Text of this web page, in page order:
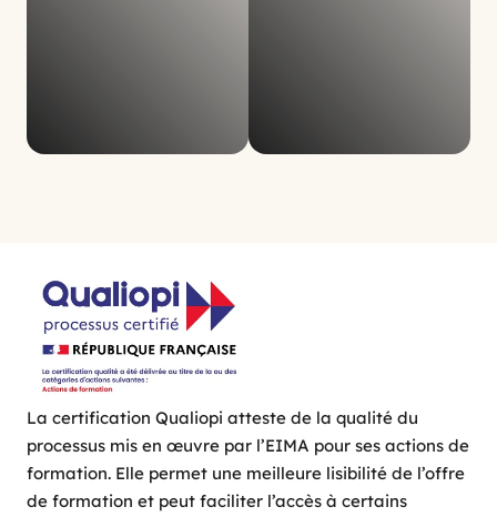
La certification Qualiopi atteste de la qualité du
processus mis en œuvre par l’EIMA pour ses actions de
formation. Elle permet une meilleure lisibilité de l’offre
de formation et peut faciliter l’accès à certains